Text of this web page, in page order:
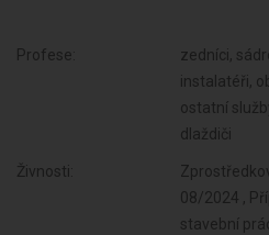
Profese:
zedníci,
instalatéři,
ostatní
dlaždiči
Živnosti:
08/2024 ,
stavební